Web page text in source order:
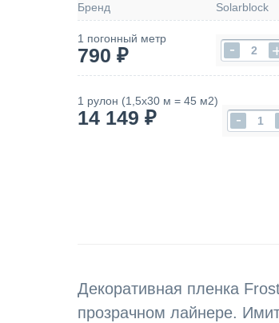
Бренд
Solarblock
1 погонный метр
790 ₽ -
1 рулон (1,5х30 м = 45 м2)
14 149 ₽ -
Декоративная пленка
прозрачном лайнере.